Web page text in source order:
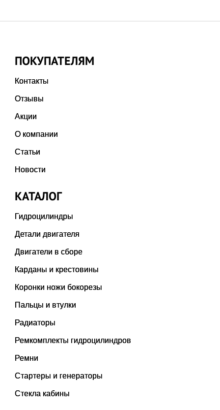
ПОКУПАТЕЛЯМ
Контакты
Отзывы
Акции
О компании
Статьи
Новости
КАТАЛОГ
Гидроцилиндры
Детали двигателя
Двигатели в сборе
Карданы и крестовины
Коронки ножи бокорезы
Пальцы и втулки
Радиаторы
Ремкомплекты гидроцилиндров
Ремни
Стартеры и генераторы
Стекла кабины